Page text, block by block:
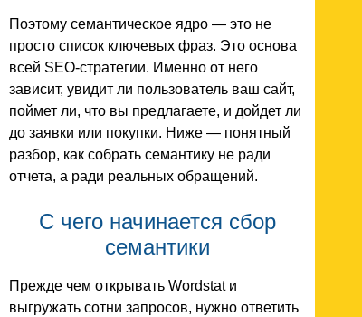
Поэтому семантическое ядро — это не
просто список ключевых фраз. Это основа
всей SEO-стратегии. Именно от него
зависит, увидит ли пользователь ваш сайт,
поймет ли, что вы предлагаете, и дойдет ли
до заявки или покупки. Ниже — понятный
разбор, как собрать семантику не ради
отчета, а ради реальных обращений.
С чего начинается сбор
семантики
Прежде чем открывать Wordstat и
выгружать сотни запросов, нужно ответить